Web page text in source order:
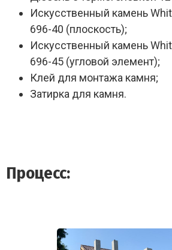
Искусственный камень
696-40 (плоскость);
Искусственный камень
696-45 (угловой элемент);
Клей для монтажа камня;
Затирка для камня.
Процесс: